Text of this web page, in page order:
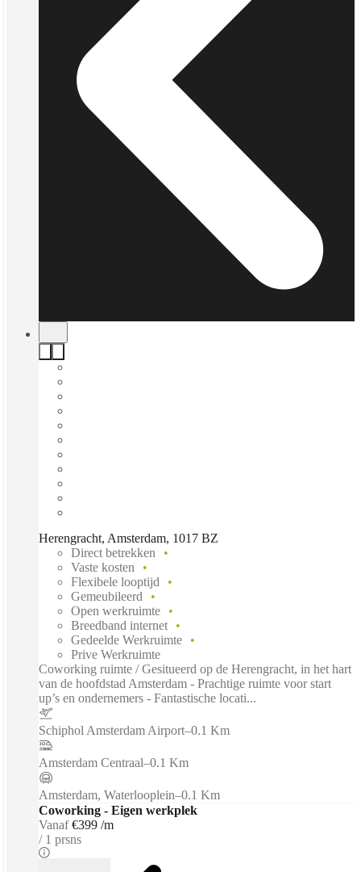
Herengracht, Amsterdam, 1017 BZ
Direct betrekken
Vaste kosten
Flexibele looptijd
Gemeubileerd
Open werkruimte
Breedband internet
Gedeelde Werkruimte
Prive Werkruimte
Coworking ruimte / Gesitueerd op de Herengracht, in het hart
van de hoofdstad Amsterdam - Prachtige ruimte voor start
up’s en ondernemers - Fantastische locati...
Schiphol Amsterdam Airport–0.1 Km
Amsterdam Centraal–0.1 Km
Amsterdam, Waterlooplein–0.1 Km
Coworking - Eigen werkplek
Vanaf €399 /m
1 prsns